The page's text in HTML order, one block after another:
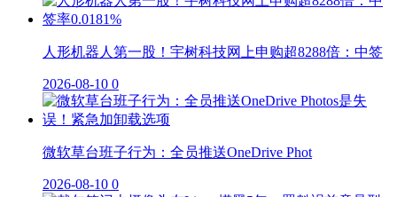
人形机器人第一股！宇树科技网上申购超8288倍：中签
2026-08-10 0
微软草台班子行为：全员推送OneDrive Phot
2026-08-10 0